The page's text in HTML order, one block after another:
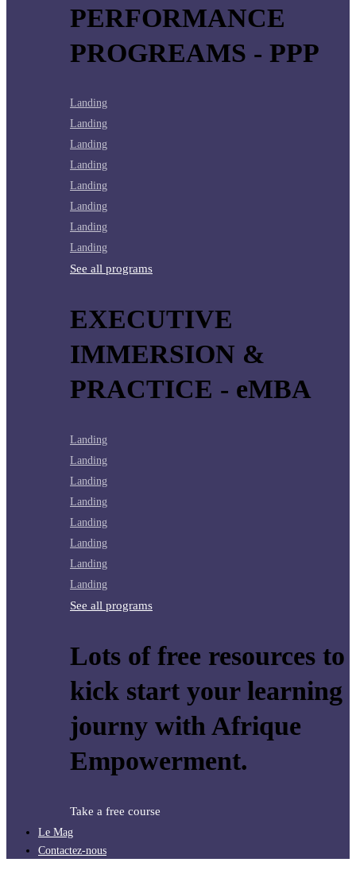
PERFORMANCE
PROGREAMS - PPP
Landing
Landing
Landing
Landing
Landing
Landing
Landing
Landing
See all programs
EXECUTIVE
IMMERSION &
PRACTICE - eMBA
Landing
Landing
Landing
Landing
Landing
Landing
Landing
Landing
See all programs
Lots of free resources to
kick start your learning
journy with Afrique
Empowerment.
Take a free course
Le Mag
Contactez-nous